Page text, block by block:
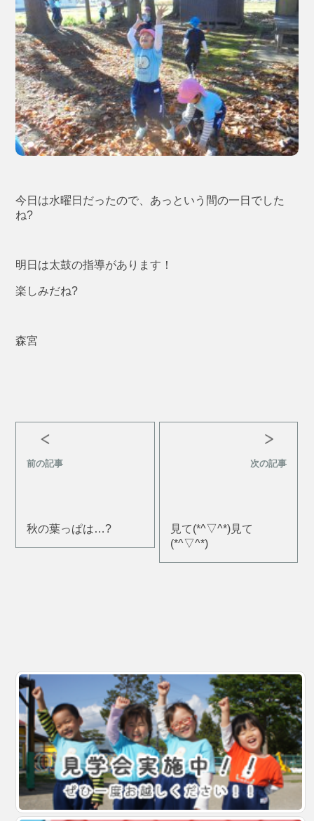
今日は水曜日だったので、あっという間の一日でした
ね?
明日は太鼓の指導があります！
楽しみだね?
森宮
前の記事
秋の葉っぱは…?
次の記事
見て(*^▽^*)見て
(*^▽^*)